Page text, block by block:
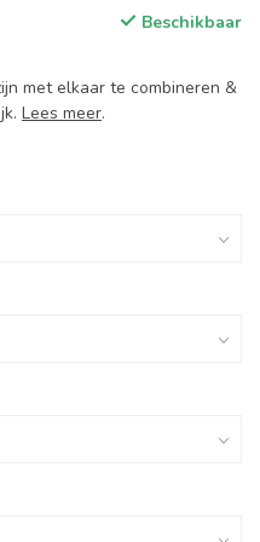
Beschikbaar
met elkaar te combineren &
Lees meer.